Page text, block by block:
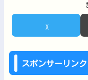
X
スポンサーリンク